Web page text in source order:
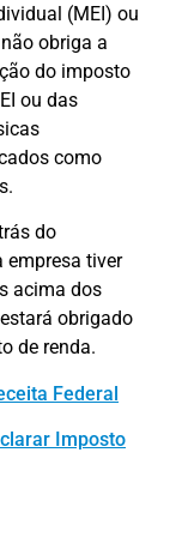
(MEI) ou
obriga a
do imposto
ou das
como
do
empresa tiver
acima dos
obrigado
de renda.
Federal
Imposto